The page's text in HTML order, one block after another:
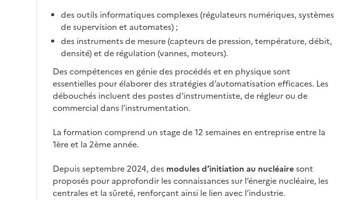
des outils informatiques complexes (régulateurs numériques, systèmes
de supervision et automates) ;
des instruments de mesure (capteurs de pression, température, débit,
densité) et de régulation (vannes, moteurs).
Des compétences en génie des procédés et en physique sont
essentielles pour élaborer des stratégies d’automatisation efficaces. Les
débouchés incluent des postes d’instrumentiste, de régleur ou de
commercial dans l’instrumentation.
La formation comprend un stage de 12 semaines en entreprise entre la
1ère et la 2ème année.
Depuis septembre 2024, des modules d’initiation au nucléairesont
proposés pour approfondir les connaissances sur l’énergie nucléaire, les
centrales et la sûreté, renforçant ainsi le lien avec l’industrie.